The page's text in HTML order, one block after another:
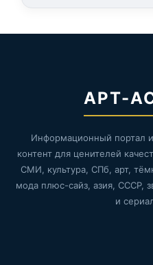
АРТ-
Информационный портал
контент для ценителей
СМИ, культура, СПб, арт,
мода плюс-сайз, азия, СССР,
и